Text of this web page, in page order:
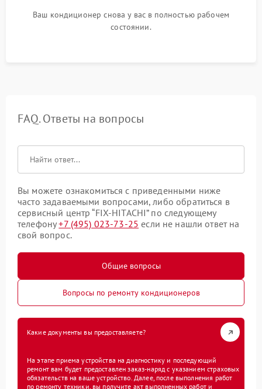
Ваш кондиционер снова у вас в полностью рабочем
состоянии.
FAQ. Ответы на вопросы
Вы можете ознакомиться с приведенными ниже
часто задаваемыми вопросами, либо обратиться в
сервисный центр “FIX-HITACHI” по следующему
телефону+7 (495) 023-73-25 если не нашли ответ на
свой вопрос.
Общие вопросы
Вопросы по ремонту кондиционеров
Какие документы вы предоставляете?
На этапе приема устройства на диагностику и последующий
ремонт вам будет предоставлен заказ-наряд с указанием страховых
обязательств на ваше устройство. Далее, после выполнения работ
по ремонту техники, вы получите акт выполненных работ и